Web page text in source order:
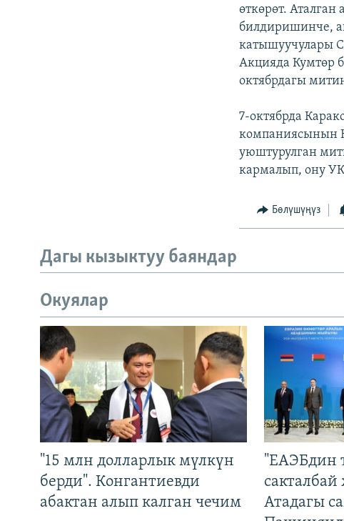
өткөрөт.
билдиришинче,
катышуучулары
Акцияда Кумтөр
октябрдагы
7-октябрда
компаниясынын
уюштурулган
кармалып, ону
Бөлүшүңүз
Дагы кызыктуу баяндар
Окуялар
"15 млн долларлык мүлкүн
берди". Конгантиевди
абактан алып калган чечим
"ЕАЭБдин
Атадагы